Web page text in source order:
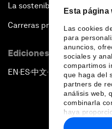
Esta
Las cookies
para
anuncios,
sociales y
compartimos
que haga del
partners de
análisis web,
combinarla
haya
recopilado a
La sostenibilidad en el Foro
Carreras profesionales
Ediciones en otros
EN ▪ES▪中文▪ 日本語